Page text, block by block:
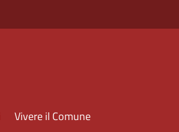
Vivere il Comune